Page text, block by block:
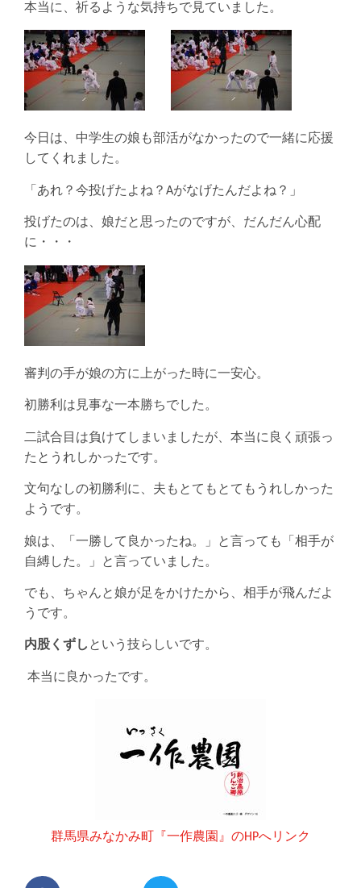
本当に、祈るような気持ちで見ていました。
今日は、中学生の娘も部活がなかったので一緒に応援
してくれました。
「あれ？今投げたよね？Aがなげたんだよね？」
投げたのは、娘だと思ったのですが、だんだん心配
に・・・
審判の手が娘の方に上がった時に一安心。
初勝利は見事な一本勝ちでした。
二試合目は負けてしまいましたが、本当に良く頑張っ
たとうれしかったです。
文句なしの初勝利に、夫もとてもとてもうれしかった
ようです。
娘は、「一勝して良かったね。」と言っても「相手が
自縛した。」と言っていました。
でも、ちゃんと娘が足をかけたから、相手が飛んだよ
うです。
内股くずし という技らしいです。
本当に良かったです。
群馬県みなかみ町『一作農園』のHPへリンク